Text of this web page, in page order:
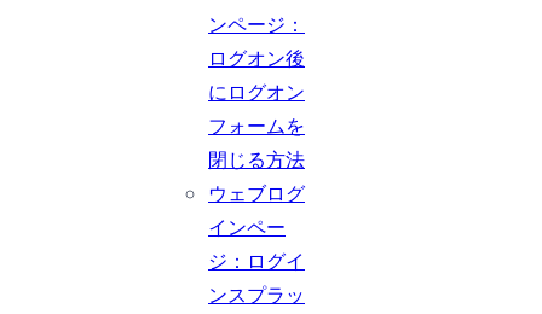
ンページ：
ログオン後
にログオン
フォームを
閉じる方法
ウェブログ
インペー
ジ：ログイ
ンスプラッ